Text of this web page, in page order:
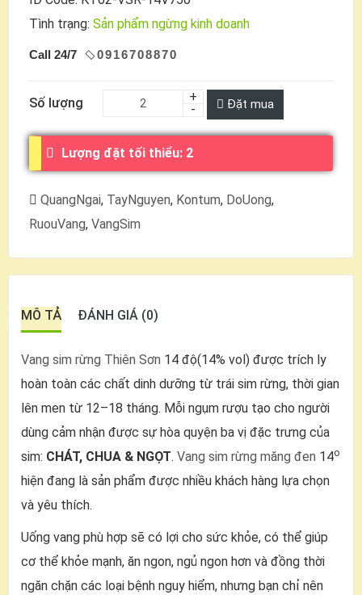
Tình trạng: Sản phẩm ngừng kinh doanh
Call 24/7 0916708870
Số lượng Đặt mua
Lượng đặt tối thiểu: 2
QuangNgai, TayNguyen, Kontum, DoUong,
RuouVang, VangSim
MÔ TẢ ĐÁNH GIÁ (0)
Vang sim rừng Thiên Sơn 14 độ(14% vol) được trích ly
hoàn toàn các chất dinh dưỡng từ trái sim rừng, thời gian
lên men từ 12–18 tháng. Mỗi ngụm rượu tạo cho người
dùng cảm nhận được sự hòa quyện ba vị đặc trưng của
sim: CHÁT, CHUA & NGỌT. Vang sim rừng măng đen 14o
hiện đang là sản phẩm được nhiều khách hàng lựa chọn
và yêu thích.
Uống vang phù hợp sẽ có lợi cho sức khỏe, có thể giúp
cơ thể khỏe mạnh, ăn ngon, ngủ ngon hơn và đồng thời
ngăn chặn các loại bệnh nguy hiểm, nhưng bạn chỉ nên